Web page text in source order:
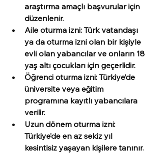
araştırma amaçlı başvurular için
düzenlenir.
Aile oturma izni: Türk vatandaşı
ya da oturma izni olan bir kişiyle
evli olan yabancılar ve onların 18
yaş altı çocukları için geçerlidir.
Öğrenci oturma izni: Türkiye’de
üniversite veya eğitim
programına kayıtlı yabancılara
verilir.
Uzun dönem oturma izni:
Türkiye’de en az sekiz yıl
kesintisiz yaşayan kişilere tanınır.